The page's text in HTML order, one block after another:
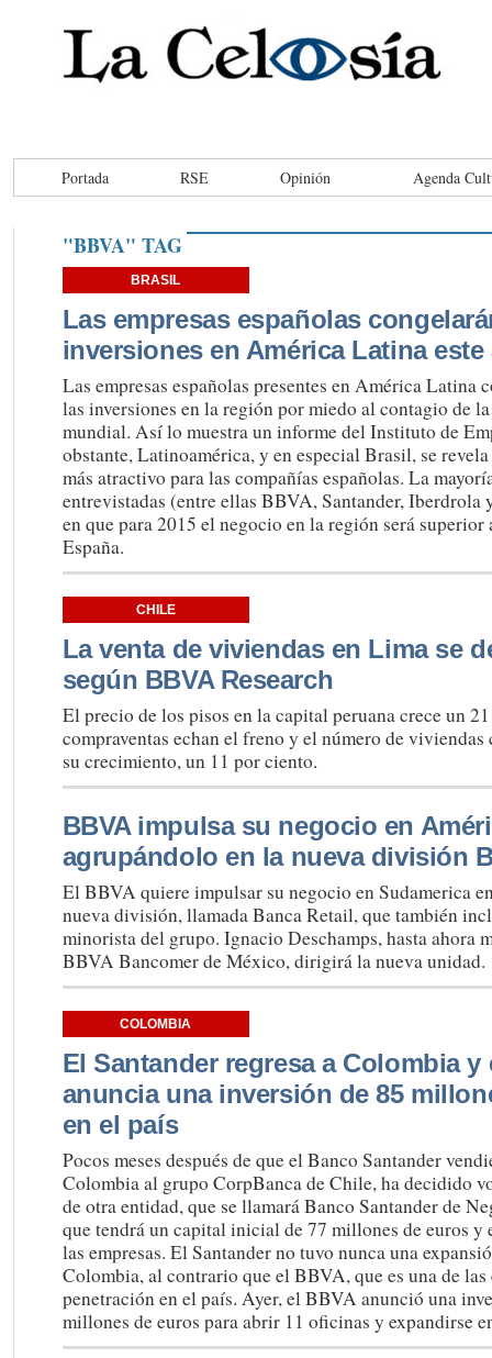
Portada RSE Opinión Agenda
"BBVA" TAG
BRASIL
Las empresas españolas
inversiones en América Latina este
Las empresas españolas presentes en América Latina
las inversiones en la región por miedo al contagio de
mundial. Así lo muestra un informe del Instituto de
obstante, Latinoamérica, y en especial Brasil, se
más atractivo para las compañías españolas. La
entrevistadas (entre ellas BBVA, Santander,
en que para 2015 el negocio en la región será superior
España.
CHILE
La venta de viviendas en Lima se
según BBVA Research
El precio de los pisos en la capital peruana crece un
compraventas echan el freno y el número de viviendas
su crecimiento, un 11 por ciento.
BBVA impulsa su negocio en
agrupándolo en la nueva división
El BBVA quiere impulsar su negocio en Sudamerica
nueva división, llamada Banca Retail, que también
minorista del grupo. Ignacio Deschamps, hasta ahora
BBVA Bancomer de México, dirigirá la nueva unidad.
COLOMBIA
El Santander regresa a Colombia y
anuncia una inversión de 85
en el país
Pocos meses después de que el Banco Santander
Colombia al grupo CorpBanca de Chile, ha decidido
de otra entidad, que se llamará Banco Santander de
que tendrá un capital inicial de 77 millones de euros y
las empresas. El Santander no tuvo nunca una
Colombia, al contrario que el BBVA, que es una de las
penetración en el país. Ayer, el BBVA anunció una
millones de euros para abrir 11 oficinas y expandirse